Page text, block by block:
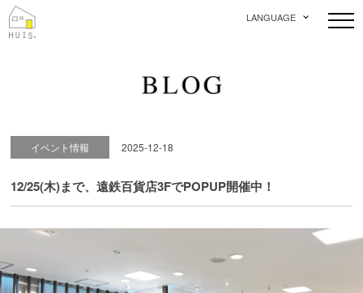
LANGUAGE
イベント情報 2025-12-18
12/25(木)まで、遠鉄百貨店3FでPOPUP開催中！